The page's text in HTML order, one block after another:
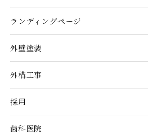
ランディングぺージ
外壁塗装
外構工事
採用
歯科医院